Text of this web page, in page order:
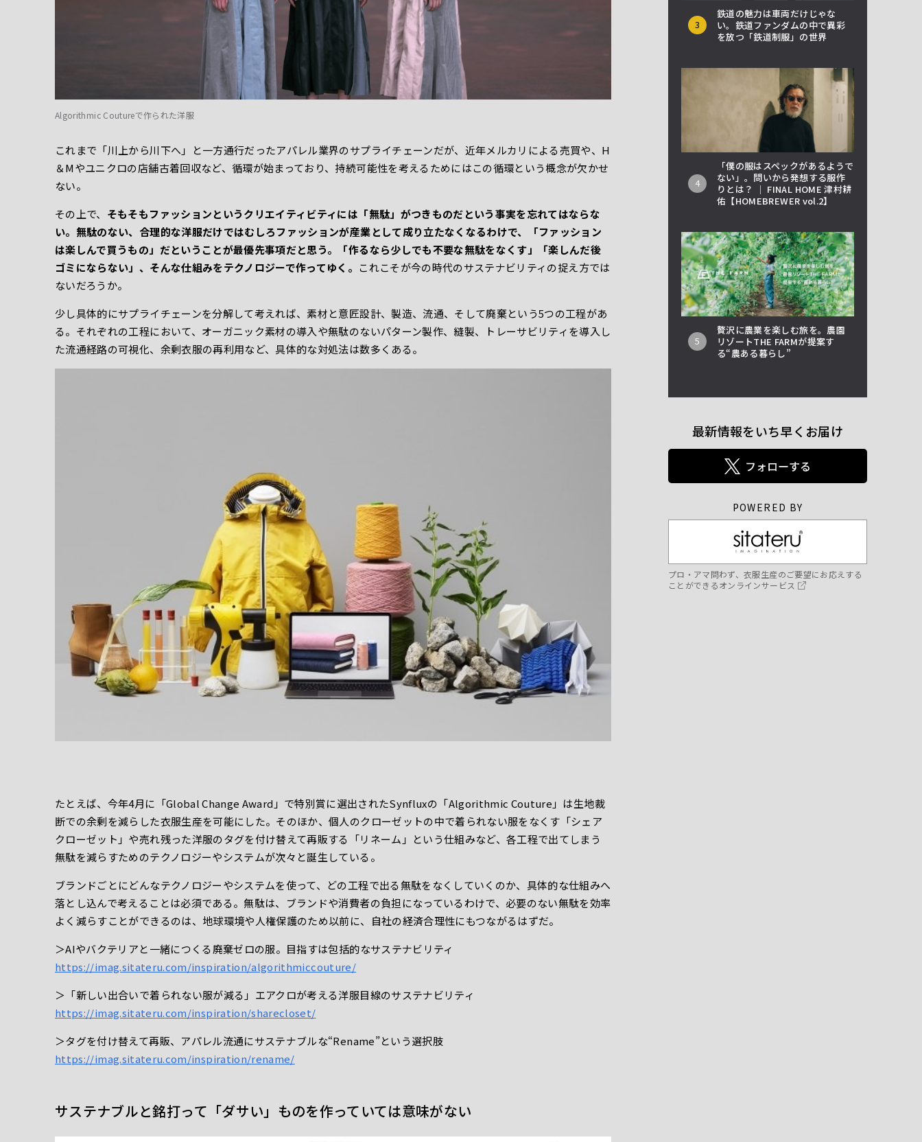
Algorithmic Coutureで作られた洋服
これまで「川上から川下へ」と一方通行だったアパレル業界のサプライチェーンだが、近年メルカリによる売買や、H
＆Mやユニクロの店舗古着回収など、循環が始まっており、持続可能性を考えるためにはこの循環という概念が欠かせ
ない。
その上で、 そもそもファッションというクリエイティビティには「無駄」がつきものだという事実を忘れてはならな
い。無駄のない、合理的な洋服だけではむしろファッションが産業として成り立たなくなるわけで、「ファッション
は楽しんで買うもの」だということが最優先事項だと思う。「作るなら少しでも不要な無駄をなくす」「楽しんだ後
ゴミにならない」、そんな仕組みをテクノロジーで作ってゆく。 これこそが今の時代のサステナビリティの捉え方では
ないだろうか。
少し具体的にサプライチェーンを分解して考えれば、素材と意匠設計、製造、流通、そして廃棄という5つの工程があ
る。それぞれの工程において、オーガニック素材の導入や無駄のないパターン製作、縫製、トレーサビリティを導入し
た流通経路の可視化、余剰衣服の再利用など、具体的な対処法は数多くある。
たとえば、今年4月に「Global Change Award」で特別賞に選出されたSynfluxの「Algorithmic Couture」は生地裁
断での余剰を減らした衣服生産を可能にした。そのほか、個人のクローゼットの中で着られない服をなくす「シェア
クローゼット」や売れ残った洋服のタグを付け替えて再販する「リネーム」という仕組みなど、各工程で出てしまう
無駄を減らすためのテクノロジーやシステムが次々と誕生している。
ブランドごとにどんなテクノロジーやシステムを使って、どの工程で出る無駄をなくしていくのか、具体的な仕組みへ
落とし込んで考えることは必須である。無駄は、ブランドや消費者の負担になっているわけで、必要のない無駄を効率
よく減らすことができるのは、地球環境や人権保護のため以前に、自社の経済合理性にもつながるはずだ。
＞AIやバクテリアと一緒につくる廃棄ゼロの服。目指すは包括的なサステナビリティ
https://imag.sitateru.com/inspiration/algorithmiccouture/
＞「新しい出合いで着られない服が減る」エアクロが考える洋服目線のサステナビリティ
https://imag.sitateru.com/inspiration/sharecloset/
＞タグを付け替えて再販、アパレル流通にサステナブルな“Rename”という選択肢
https://imag.sitateru.com/inspiration/rename/
サステナブルと銘打って「ダサい」ものを作っていては意味がない
3
鉄道の魅力は車両だけじゃな
い。鉄道ファンダムの中で異彩
を放つ「鉄道制服」の世界
4
「僕の服はスペックがあるようで
ない」。問いから発想する服作
りとは？ │ FINAL HOME 津村耕
佑【HOMEBREWER vol.2】
5
贅沢に農業を楽しむ旅を。農園
リゾートTHE FARMが提案す
る“農ある暮らし”
最新情報をいち早くお届け
POWERED BY
プロ・アマ問わず、衣服生産のご要望にお応えする
ことができるオンラインサービス